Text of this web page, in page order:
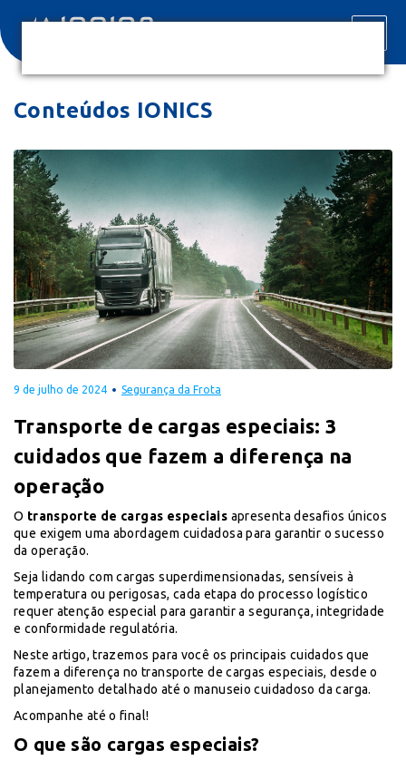
Conteúdos IONICS
9 de julho de 2024 Segurança da Frota
Transporte de cargas especiais: 3
cuidados que fazem a diferença na
operação
O transporte de cargas especiais apresenta desafios únicos
que exigem uma abordagem cuidadosa para garantir o sucesso
da operação.
Seja lidando com cargas superdimensionadas, sensíveis à
temperatura ou perigosas, cada etapa do processo logístico
requer atenção especial para garantir a segurança, integridade
e conformidade regulatória.
Neste artigo, trazemos para você os principais cuidados que
fazem a diferença no transporte de cargas especiais, desde o
planejamento detalhado até o manuseio cuidadoso da carga.
Acompanhe até o final!
O que são cargas especiais?